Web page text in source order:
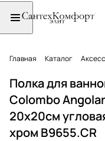
Главная Каталог
Полка для
Colombo
20х20см
хром B9655.CR